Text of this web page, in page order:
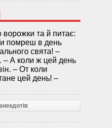
та й питає:
помреш в день
свята! –
– А коли ж цей день
– От коли
цей день! –